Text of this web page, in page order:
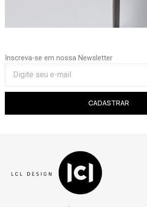
Inscreva-se em nossa Newsletter
CADASTRAR